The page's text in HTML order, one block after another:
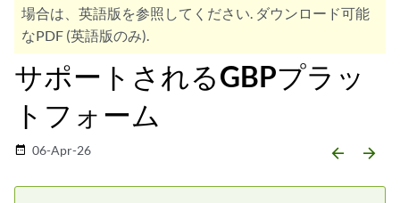
場合は、英語版を参照してください. ダウンロード可能
なPDF (英語版のみ).
サポートされるGBPプラッ
トフォーム
date_range 06-Apr-26 arrow_backward arrow_forward